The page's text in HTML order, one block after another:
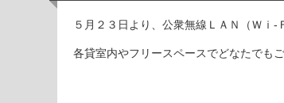
５月２３日より、公衆無線ＬＡＮ（Ｗｉ-
各貸室内やフリースペースでどなたでも